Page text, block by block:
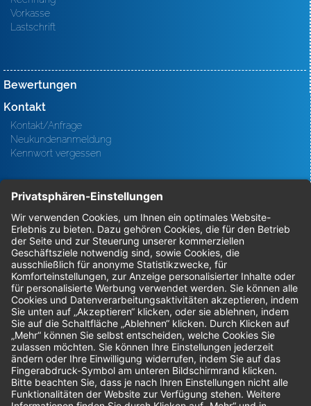
Vorkasse
Lastschrift
Bewertungen
Kontakt
Kontakt/Anfrage
Neukundenanmeldung
Kennwort vergessen
Bestellungen
Sendung verfolgen
Geprüfter Shop